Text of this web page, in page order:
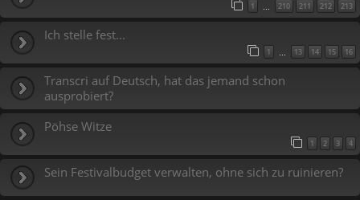
1 … 210 211 212 213
Ich stelle fest...
1 … 13 14 15 16
Transcri auf Deutsch, hat das jemand schon
ausprobiert?
Pöhse Witze
1 2 3 4
Sein Festivalbudget verwalten, ohne sich zu ruinieren?